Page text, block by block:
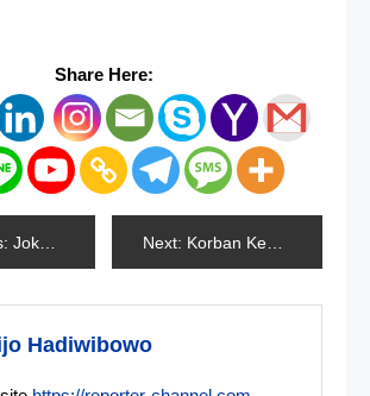
Share Here:
Jokowi Bertemu Para Pemred Lagi Next: Korban Kebakaran Hutan Di Hawaii Bertambah Jadi 36 Orang Tewas
Hadiwibowo